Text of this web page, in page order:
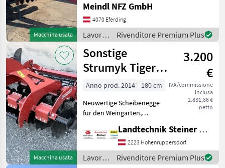
Macchina usata
ribaltabile, : Erpice a dischi
Lavorazione terreno Erpici
Meindl NFZ GmbH
4070 Eferding
Lavorazione
terreno
/
Väderstad
Rivenditore Premium Plus
Macchina usata
Sonstige
Strumyk Tiger
Junior 18
Scheibenegge
3.200
€
IVA/commissione
inclusa
2.831,86 €
netto
Anno prod. 2014
180 cm
Neuwertige Scheibenegge
für den Weingarten,
Seitenbegrenzungsschilde
gezackten Flachstab,
Steinsicherungen d
Landtechnik Steiner GmbH
2223 Hohenruppersdorf
LavorazioneRivenditore Premium Plus